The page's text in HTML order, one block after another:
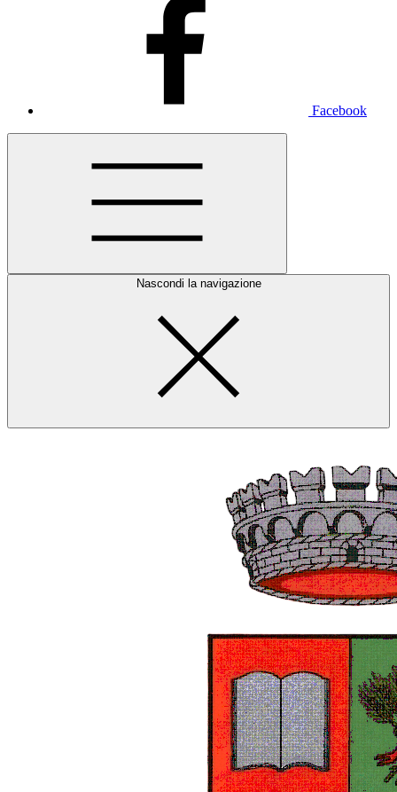
Facebook
Nascondi la navigazione